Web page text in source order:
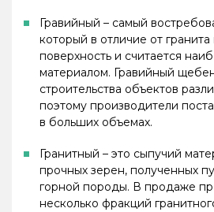
Гравийный – самый
который в отличие от
поверхность и считается
материалом. Гравийный
строительства объектов
поэтому производители
в больших объемах.
Гранитный – это сыпучий
прочных зерен, полученных
горной породы. В продаже
несколько фракций